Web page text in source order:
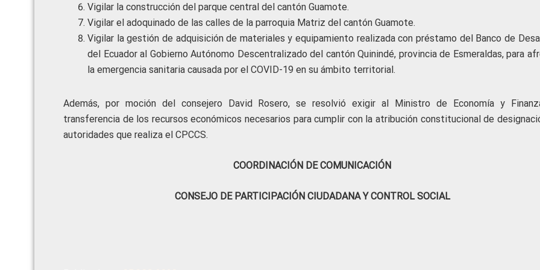
Vigilar la construcción del parque central del cantón Guamote.
Vigilar el adoquinado de las calles de la parroquia Matriz del cantón Guamote.
Vigilar la gestión de adquisición de materiales y equipamiento realizada con préstamo del Banco de
del Ecuador al Gobierno Autónomo Descentralizado del cantón Quinindé, provincia de Esmeraldas, para
la emergencia sanitaria causada por el COVID-19 en su ámbito territorial.
Además, por moción del consejero David Rosero, se resolvió exigir al Ministro de Economía y
transferencia de los recursos económicos necesarios para cumplir con la atribución constitucional de
autoridades que realiza el CPCCS.
COORDINACIÓN DE COMUNICACIÓN
CONSEJO DE PARTICIPACIÓN CIUDADANA Y CONTROL SOCIAL